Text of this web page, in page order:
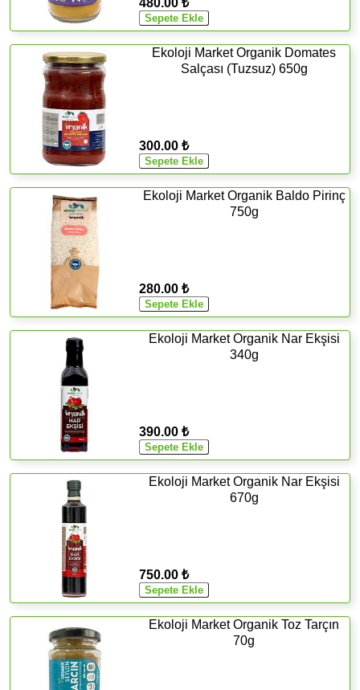
Ekoloji Market Organik Domates
Salçası (Tuzsuz) 650g
300.00 ₺
Ekoloji Market Organik Baldo Pirinç
750g
280.00 ₺
Ekoloji Market Organik Nar Ekşisi
340g
390.00 ₺
Ekoloji Market Organik Nar Ekşisi
670g
750.00 ₺
Ekoloji Market Organik Toz Tarçın
70g